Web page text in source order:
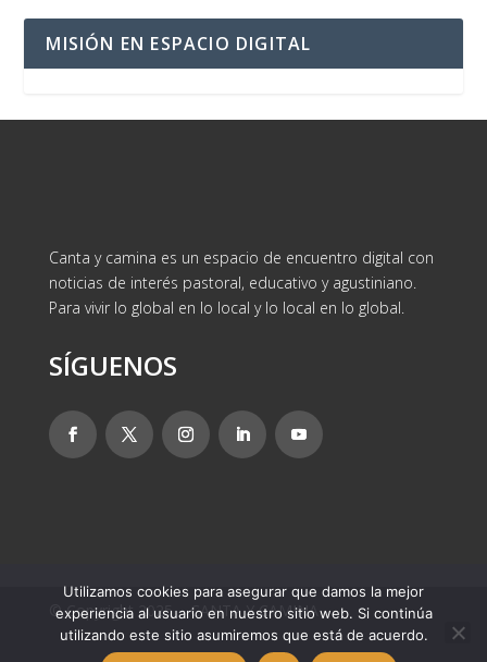
MISIÓN EN ESPACIO DIGITAL
Canta y camina es un espacio de encuentro digital con
noticias de interés pastoral, educativo y agustiniano.
Para vivir lo global en lo local y lo local en lo global.
SÍGUENOS
© Copyright 2025 – CANTA Y CAMINA
Utilizamos cookies para asegurar que damos la mejor
experiencia al usuario en nuestro sitio web. Si continúa
utilizando este sitio asumiremos que está de acuerdo.